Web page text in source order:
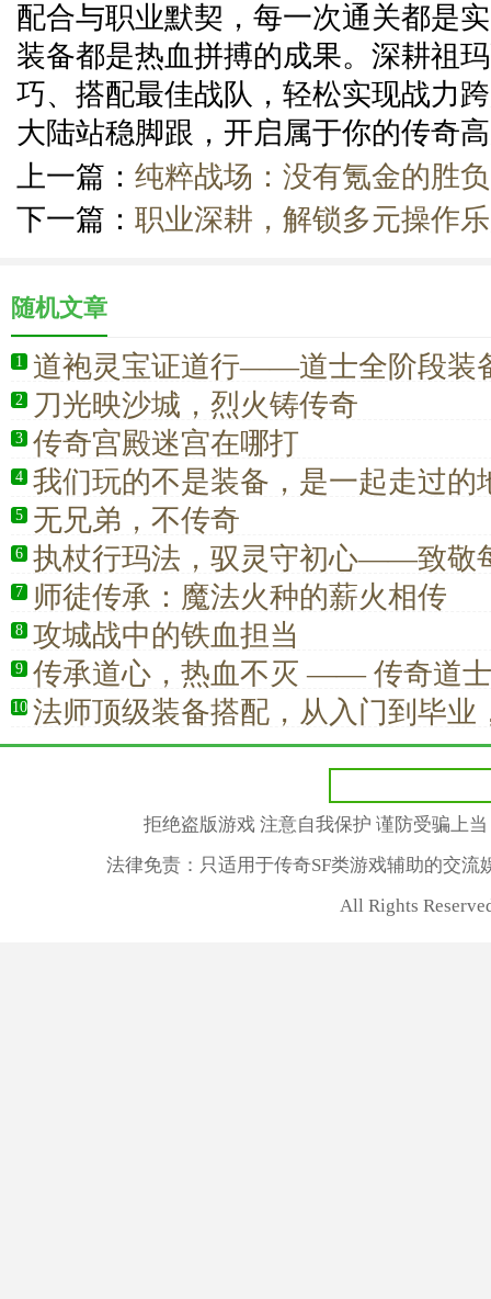
配合与职业默契，每一次通关都是
装备都是热血拼搏的成果。深耕祖
巧、搭配最佳战队，轻松实现战力
大陆站稳脚跟，开启属于你的传奇
上一篇： 纯粹战场：没有氪金的胜
下一篇： 职业深耕，解锁多元操作
随机文章
1 道袍灵宝证道行——道士全阶段装
2 刀光映沙城，烈火铸传奇
3 传奇宫殿迷宫在哪打
4 我们玩的不是装备，是一起走过的
5 无兄弟，不传奇
6 执杖行玛法，驭灵守初心——致敬
江湖的道士职业
7 师徒传承：魔法火种的薪火相传
8 攻城战中的铁血担当
9 传承道心，热血不灭 —— 传奇道
典永不落幕
10 法师顶级装备搭配，从入门到毕业
拒绝盗版游戏 注意自我保护 谨防受骗上
法律免责：只适用于传奇SF类游戏辅助的交
All Rights